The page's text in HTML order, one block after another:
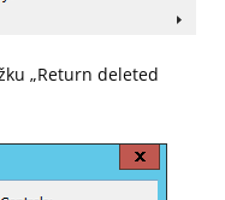
„Return deleted